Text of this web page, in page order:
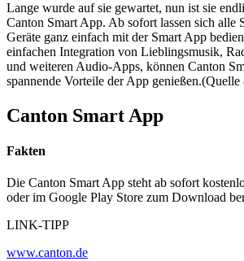
Lange wurde auf sie gewartet, nun ist sie
Canton Smart App. Ab sofort lassen sich alle
Geräte ganz einfach mit der Smart App
einfachen Integration von Lieblingsmusik,
und weiteren Audio-Apps, können Canton
spannende Vorteile der App
Canton Smart App
Fakten
Die Canton Smart App steht ab sofort
oder im Google Play Store zum Download
LINK-TIPP
www.canton.de